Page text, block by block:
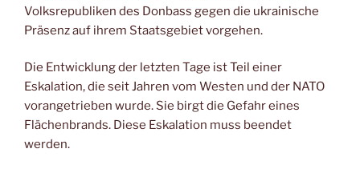
Volksrepubliken des Donbass gegen die ukrainische
Präsenz auf ihrem Staatsgebiet vorgehen.
Die Entwicklung der letzten Tage ist Teil einer
Eskalation, die seit Jahren vom Westen und der NATO
vorangetrieben wurde. Sie birgt die Gefahr eines
Flächenbrands. Diese Eskalation muss beendet
werden.